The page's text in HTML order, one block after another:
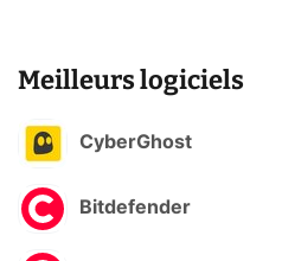
Meilleurs logiciels
CyberGhost
Bitdefender